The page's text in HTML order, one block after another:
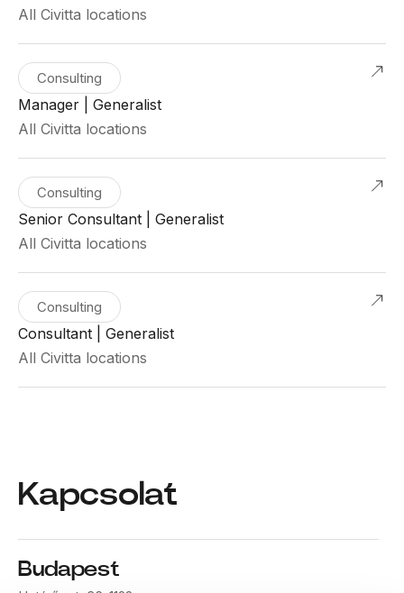
All Civitta locations
Consulting
Manager | Generalist
All Civitta locations
Consulting
Senior Consultant | Generalist
All Civitta locations
Consulting
Consultant | Generalist
All Civitta locations
Kapcsolat
Budapest